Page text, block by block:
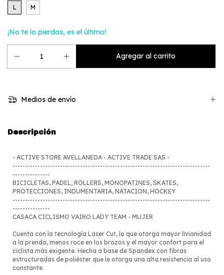
L M
¡No te lo pierdas, es el último!
Medios de envío
Descripción
- ACTIVE STORE AVELLANEDA - ACTIVE TRADE SAS -
-------------------------------------------------------------------------------
---------------
BICICLETAS, PADEL, ROLLERS, MONOPATINES, SKATES,
PROTECCIONES, INDUMENTARIA, NATACION, HOCKEY
-------------------------------------------------------------------------------
---------------
CASACA CICLISMO VAIRO LADY TEAM - MUJER
Cuenta con la tecnología Laser Cut, lo que otorga mayor livianidad
a la prenda, menos roce en los brazos y el mayor confort para el
ciclista más exigente. Hecha a base de Spandex con fibras
estructuradas de poliéster que le otorga una alta resistencia al uso
constante.